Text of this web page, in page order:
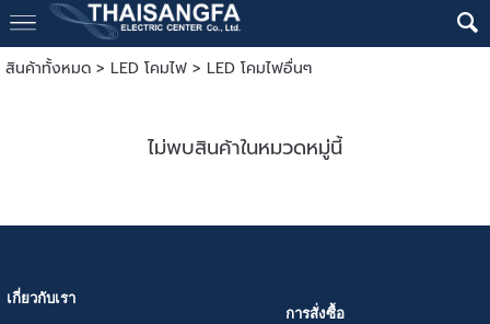
สินค้าทั้งหมด> LED โคมไฟ> LED โคมไฟอื่นๆ
ไม่พบสินค้าในหมวดหมู่นี้
เกี่ยวกับเรา
การสั่งซื้อ